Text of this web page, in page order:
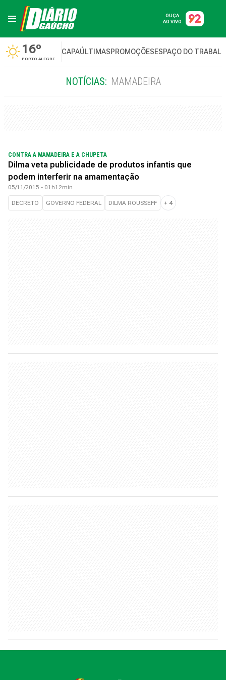
OUÇA
AO VIVO
16º
PORTO ALEGRE
CAPAÚLTIMASPROMOÇÕESESPAÇO DO
NOTÍCIAS: MAMADEIRA
CONTRA A MAMADEIRA E A CHUPETA
Dilma veta publicidade de produtos infantis que
podem interferir na amamentação
05/11/2015 - 01h12min
DECRETO GOVERNO FEDERAL DILMA ROUSSEFF + 4